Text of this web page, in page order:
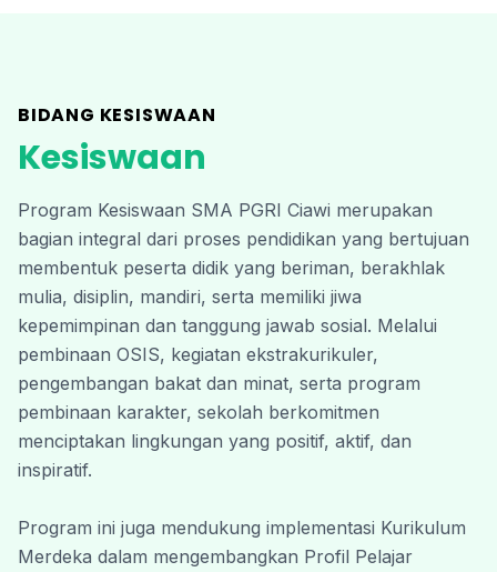
BIDANG KESISWAAN
Kesiswaan
Program Kesiswaan SMA PGRI Ciawi merupakan
bagian integral dari proses pendidikan yang bertujuan
membentuk peserta didik yang beriman, berakhlak
mulia, disiplin, mandiri, serta memiliki jiwa
kepemimpinan dan tanggung jawab sosial. Melalui
pembinaan OSIS, kegiatan ekstrakurikuler,
pengembangan bakat dan minat, serta program
pembinaan karakter, sekolah berkomitmen
menciptakan lingkungan yang positif, aktif, dan
inspiratif.
Program ini juga mendukung implementasi Kurikulum
Merdeka dalam mengembangkan Profil Pelajar